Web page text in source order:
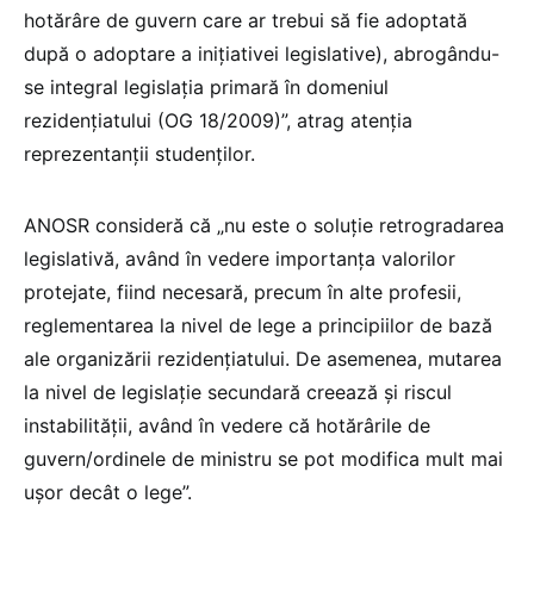
hotărâre de guvern care ar trebui să fie adoptată
după o adoptare a inițiativei legislative), abrogându-
se integral legislația primară în domeniul
rezidențiatului (OG 18/2009)”, atrag atenția
reprezentanții studenților.
ANOSR consideră că „nu este o soluție retrogradarea
legislativă, având în vedere importanța valorilor
protejate, fiind necesară, precum în alte profesii,
reglementarea la nivel de lege a principiilor de bază
ale organizării rezidențiatului. De asemenea, mutarea
la nivel de legislație secundară creează și riscul
instabilității, având în vedere că hotărârile de
guvern/ordinele de ministru se pot modifica mult mai
ușor decât o lege”.